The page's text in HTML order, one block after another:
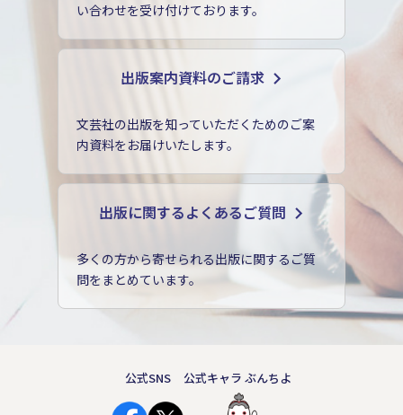
い合わせを受け付けております。
出版案内資料のご請求
文芸社の出版を知っていただくためのご案
内資料をお届けいたします。
出版に関するよくあるご質問
多くの方から寄せられる出版に関するご質
問をまとめています。
公式SNS 公式キャラ ぶんちよ